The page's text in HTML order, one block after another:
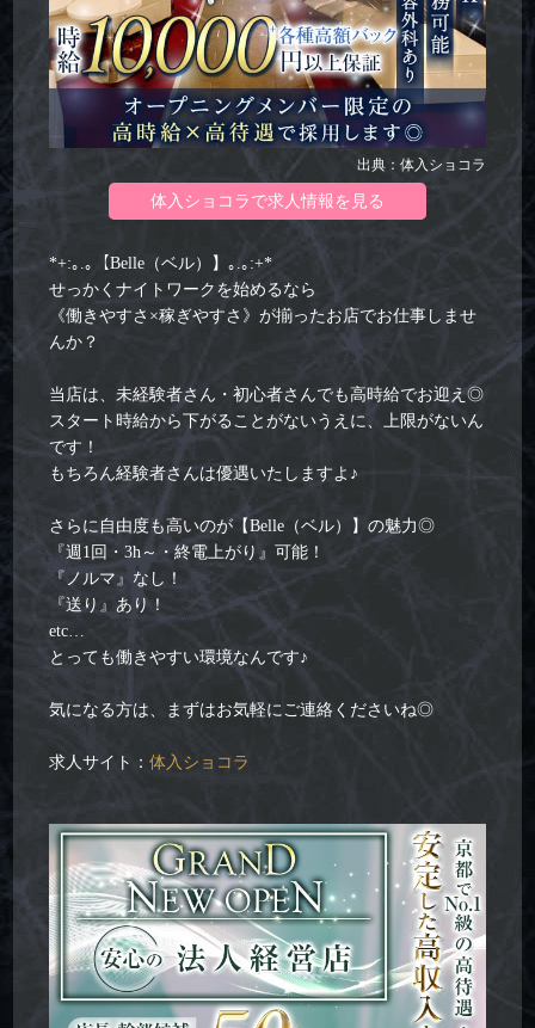
出典：体入ショコラ
体入ショコラで求人情報を見る
*+:｡.｡【Belle（ベル）】｡.｡:+*
せっかくナイトワークを始めるなら
《働きやすさ×稼ぎやすさ》が揃ったお店でお仕事しませ
んか？
当店は、未経験者さん・初心者さんでも高時給でお迎え◎
スタート時給から下がることがないうえに、上限がないん
です！
もちろん経験者さんは優遇いたしますよ♪
さらに自由度も高いのが【Belle（ベル）】の魅力◎
『週1回・3h～・終電上がり』可能！
『ノルマ』なし！
『送り』あり！
etc…
とっても働きやすい環境なんです♪
気になる方は、まずはお気軽にご連絡くださいね◎
求人サイト：体入ショコラ